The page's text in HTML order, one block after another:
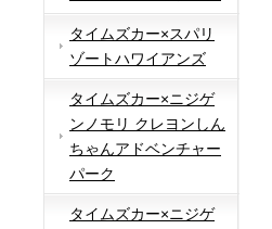
タイムズカー×スパリ
ゾートハワイアンズ
タイムズカー×ニジゲ
ンノモリ クレヨンしん
ちゃんアドベンチャー
パーク
タイムズカー×ニジゲ